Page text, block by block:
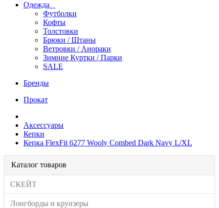
Одежда
Футболки
Кофты
Толстовки
Брюки / Штаны
Ветровки / Анораки
Зимние Куртки / Парки
SALE
Бренды
Прокат
Аксессуары
Кепки
Кепка FlexFit 6277 Wooly Combed Dark Navy L/XL
Каталог товаров
СКЕЙТ
Лонгборды и круизеры